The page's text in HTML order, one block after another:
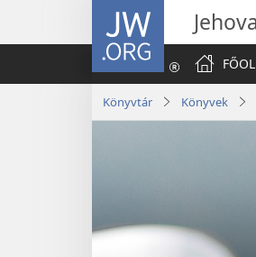
JW.ORG
Könyvtár Könyvek